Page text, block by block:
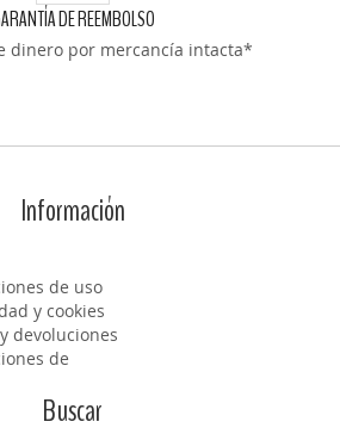
DE REEMBOLSO
dinero por mercancía intacta*
Información
de uso
y cookies
devoluciones
de
Buscar